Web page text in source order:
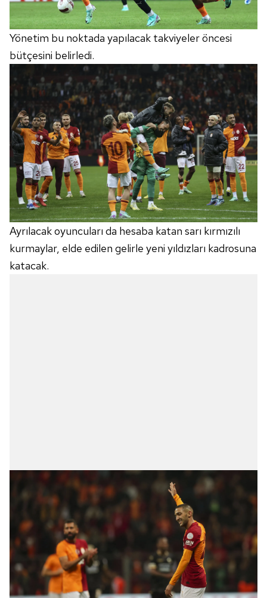
Yönetim bu noktada yapılacak takviyeler öncesi
bütçesini belirledi.
Ayrılacak oyuncuları da hesaba katan sarı kırmızılı
kurmaylar, elde edilen gelirle yeni yıldızları kadrosuna
katacak.